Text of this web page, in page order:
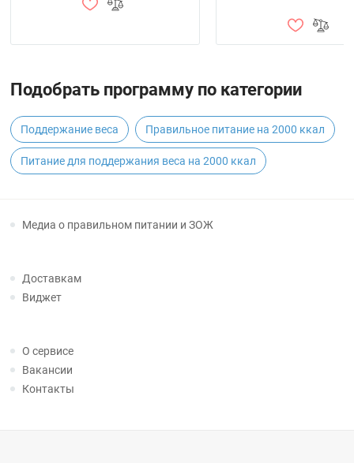
Подобрать программу по категории
Поддержание веса Правильное питание на 2000 ккал
Питание для поддержания веса на 2000 ккал
Медиа о правильном питании и ЗОЖ
Доставкам
Виджет
О сервисе
Вакансии
Контакты